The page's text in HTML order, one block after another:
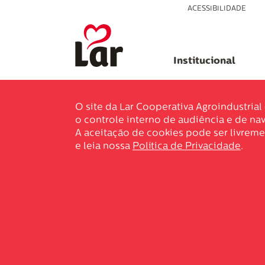
ACESSIBILIDADE
Institucional
O site da Lar Cooperativa
o controle interno de audiência e de
A aceitação de cookies pode ser
e leia nossa Política de Privacidade.